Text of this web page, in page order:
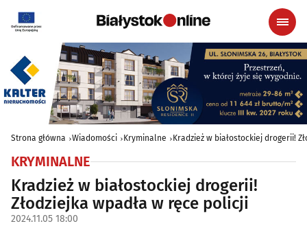
Strona główna Wiadomości Kryminalne Kradzież w białostockiej drogerii!
KRYMINALNE
Kradzież w białostockiej drogerii!
Złodziejka wpadła w ręce policji
2024.11.05 18:00